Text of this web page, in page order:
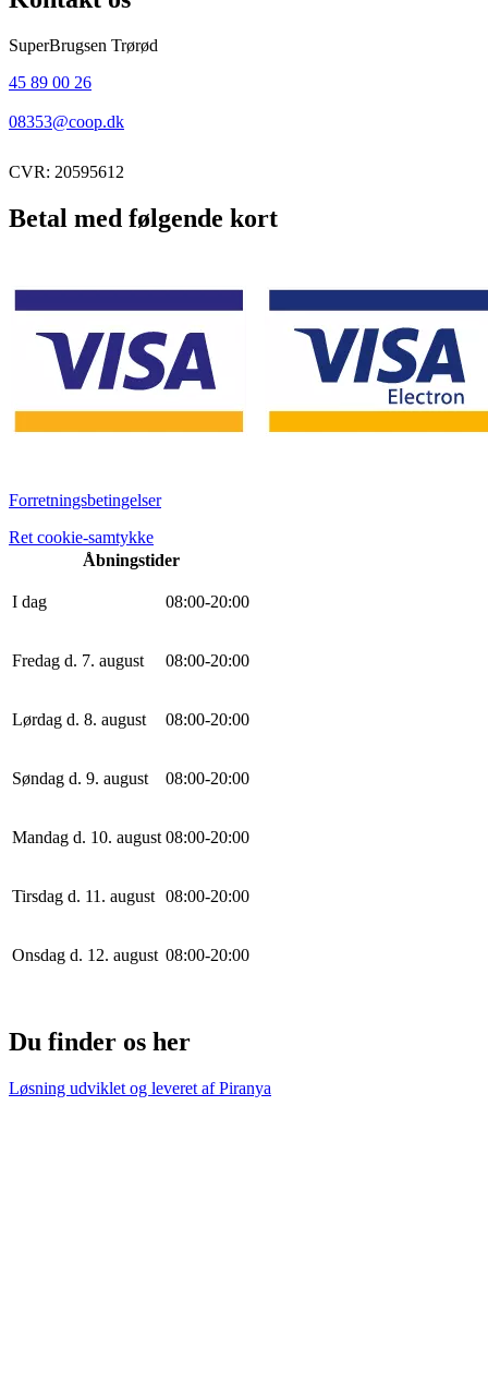
SuperBrugsen Trørød
45 89 00 26
08353@coop.dk
CVR: 20595612
Betal med følgende kort
Forretningsbetingelser
Ret cookie-samtykke
Åbningstider
I dag 08:00-20:00
Fredag d. 7. august 08:00-20:00
Lørdag d. 8. august 08:00-20:00
Søndag d. 9. august 08:00-20:00
Mandag d. 10. august 08:00-20:00
Tirsdag d. 11. august 08:00-20:00
Onsdag d. 12. august 08:00-20:00
Du finder os her
Løsning udviklet og leveret afPiranya